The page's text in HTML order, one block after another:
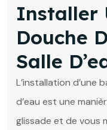
Installer
Douche
Salle
L’installation d’une
d’eau est une
glissade et de vous